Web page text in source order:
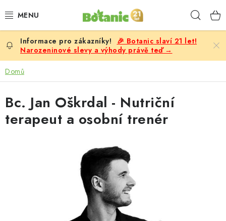
na
PREMIUM
DOPLŇKY STRAVY
CÍLE
POTRAVINY, NÁPOJE
🎉 Botanic slaví 21 let!
Narozeninové slevy a výhody právě teď →
Domů
Bc. Jan Oškrdal - Nutriční
terapeut a osobní trenér